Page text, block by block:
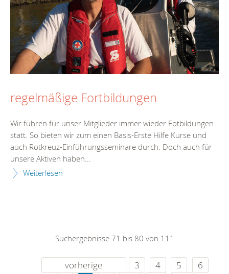
regelmäßige Fortbildungen
Wir führen für unser Mitglieder immer wieder Fotbildungen
statt. So bieten wir zum einen Basis-Erste Hilfe Kurse und
auch Rotkreuz-Einführungsseminare durch. Doch auch für
unsere Aktiven haben...
Weiterlesen
Suchergebnisse 71 bis 80 von 111
vorherige 3 4 5
6